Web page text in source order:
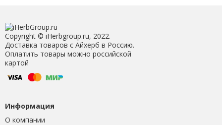
Copyright © iHerbgroup.ru, 2022.
Доставка товаров с Айхерб в Россию.
Оплатить товары можно российской
картой
Информация
О компании